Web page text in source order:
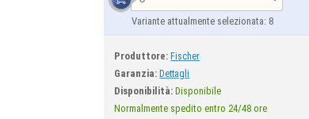
Variante attualmente selezionata: 8
Produttore: Fischer
Garanzia: Dettagli
Disponibilità: Disponibile
Normalmente spedito entro 24/48 ore